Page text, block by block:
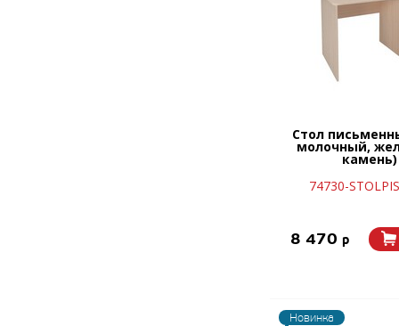
Стол
молочный,
камень)
74730-
8 470 p
Новинка